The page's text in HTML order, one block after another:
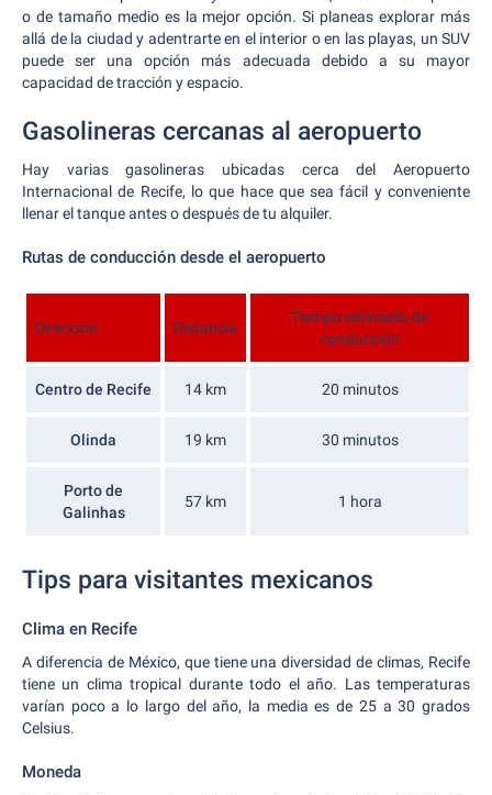
o de tamaño medio es la mejor opción. Si planeas explorar más
allá de la ciudad y adentrarte en el interior o en las playas, un SUV
puede ser una opción más adecuada debido a su mayor
capacidad de tracción y espacio.
Gasolineras cercanas al aeropuerto
Hay varias gasolineras ubicadas cerca del Aeropuerto
Internacional de Recife, lo que hace que sea fácil y conveniente
llenar el tanque antes o después de tu alquiler.
Rutas de conducción desde el aeropuerto
Dirección Distancia
Tiempo estimado de
conducción
Centro de Recife 14 km 20 minutos
Olinda 19 km 30 minutos
Porto de
Galinhas
57 km 1 hora
Tips para visitantes mexicanos
Clima en Recife
A diferencia de México, que tiene una diversidad de climas, Recife
tiene un clima tropical durante todo el año. Las temperaturas
varían poco a lo largo del año, la media es de 25 a 30 grados
Celsius.
Moneda